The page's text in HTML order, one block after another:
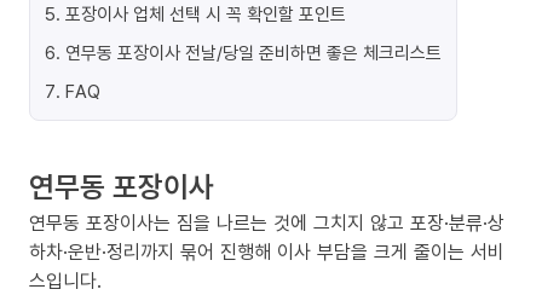
5. 포장이사 업체 선택 시 꼭 확인할 포인트
6. 연무동 포장이사 전날/당일 준비하면 좋은 체크리스트
7. FAQ
연무동 포장이사
연무동 포장이사는 짐을 나르는 것에 그치지 않고 포장·분류·상
하차·운반·정리까지 묶어 진행해 이사 부담을 크게 줄이는 서비
스입니다.